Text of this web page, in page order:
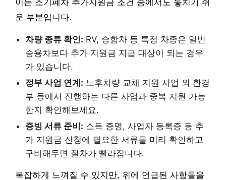
이는 조기폐차 추가지원금 조건 중에서도 놓치기 쉬
운 부분입니다.
차량 종류 확인: RV, 승합차 등 특정 차종은 일반
승용차보다 추가 지원금 지급 대상이 되는 경우
가 있습니다.
정부 사업 연계: 노후차량 교체 지원 사업 외 환경
부 등에서 진행하는 다른 사업과 중복 지원 가능
한지 확인해보세요.
증빙 서류 준비: 소득 증명, 사업자 등록증 등 추
가 지원금 신청에 필요한 서류를 미리 확인하고
구비해두면 절차가 빨라집니다.
복잡하게 느껴질 수 있지만, 위에 언급된 사항들을